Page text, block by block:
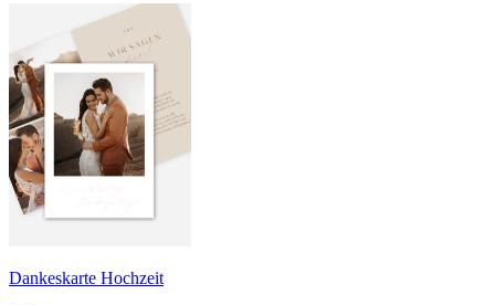
Dankeskarte Hochzeit